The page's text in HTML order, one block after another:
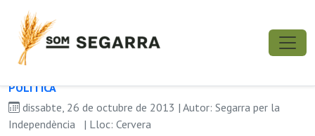
POLÍ­TICA
dissabte, 26 de octubre de 2013 | Autor: Segarra per la
Independència
| Lloc: Cervera